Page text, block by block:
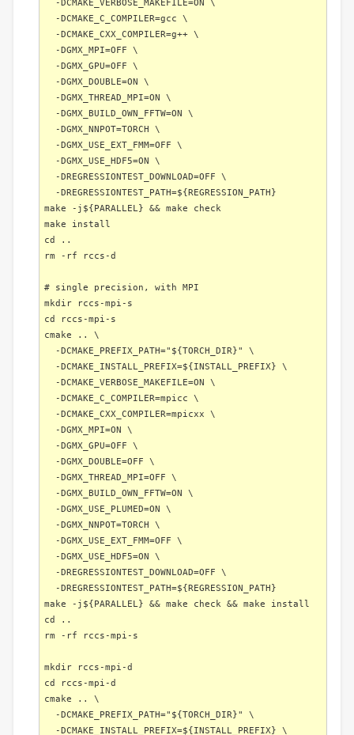
-DCMAKE_VERBOSE_MAKEFILE=ON \
-DCMAKE_C_COMPILER=gcc \
-DCMAKE_CXX_COMPILER=g++ \
-DGMX_MPI=OFF \
-DGMX_GPU=OFF \
-DGMX_DOUBLE=ON \
-DGMX_THREAD_MPI=ON \
-DGMX_BUILD_OWN_FFTW=ON \
-DGMX_NNPOT=TORCH \
-DGMX_USE_EXT_FMM=OFF \
-DGMX_USE_HDF5=ON \
-DREGRESSIONTEST_DOWNLOAD=OFF \
-DREGRESSIONTEST_PATH=${REGRESSION_PATH}
make -j${PARALLEL} && make check
make install
cd ..
rm -rf rccs-d
# single precision, with MPI
mkdir rccs-mpi-s
cd rccs-mpi-s
cmake .. \
-DCMAKE_PREFIX_PATH="${TORCH_DIR}" \
-DCMAKE_INSTALL_PREFIX=${INSTALL_PREFIX} \
-DCMAKE_VERBOSE_MAKEFILE=ON \
-DCMAKE_C_COMPILER=mpicc \
-DCMAKE_CXX_COMPILER=mpicxx \
-DGMX_MPI=ON \
-DGMX_GPU=OFF \
-DGMX_DOUBLE=OFF \
-DGMX_THREAD_MPI=OFF \
-DGMX_BUILD_OWN_FFTW=ON \
-DGMX_USE_PLUMED=ON \
-DGMX_NNPOT=TORCH \
-DGMX_USE_EXT_FMM=OFF \
-DGMX_USE_HDF5=ON \
-DREGRESSIONTEST_DOWNLOAD=OFF \
-DREGRESSIONTEST_PATH=${REGRESSION_PATH}
make -j${PARALLEL} && make check && make install
cd ..
rm -rf rccs-mpi-s
mkdir rccs-mpi-d
cd rccs-mpi-d
cmake .. \
-DCMAKE_PREFIX_PATH="${TORCH_DIR}" \
-DCMAKE_INSTALL_PREFIX=${INSTALL_PREFIX} \